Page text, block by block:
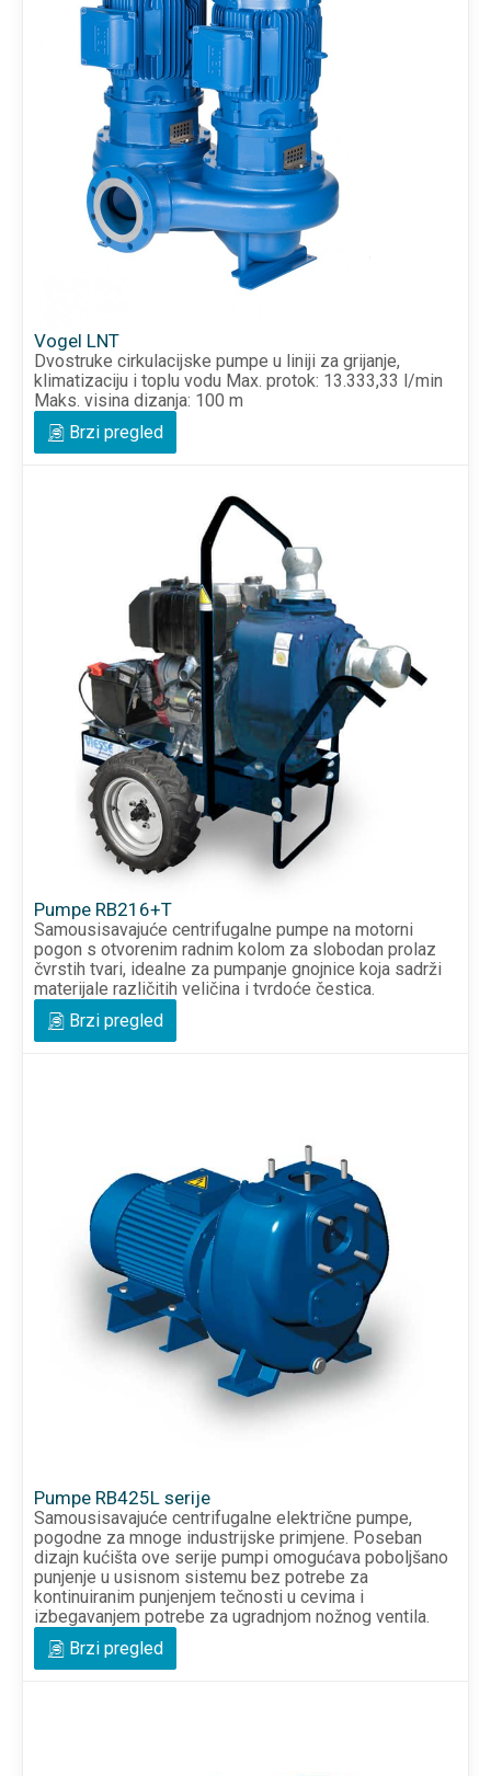
Vogel LNT
Dvostruke cirkulacijske pumpe u liniji za grijanje,
klimatizaciju i toplu vodu Max. protok: 13.333,33 l/min
Maks. visina dizanja: 100 m
Brzi pregled
Pumpe RB216+T
Samousisavajuće centrifugalne pumpe na motorni
pogon s otvorenim radnim kolom za slobodan prolaz
čvrstih tvari, idealne za pumpanje gnojnice koja sadrži
materijale različitih veličina i tvrdoće čestica.
Brzi pregled
Pumpe RB425L serije
Samousisavajuće centrifugalne električne pumpe,
pogodne za mnoge industrijske primjene. Poseban
dizajn kućišta ove serije pumpi omogućava poboljšano
punjenje u usisnom sistemu bez potrebe za
kontinuiranim punjenjem tečnosti u cevima i
izbegavanjem potrebe za ugradnjom nožnog ventila.
Brzi pregled